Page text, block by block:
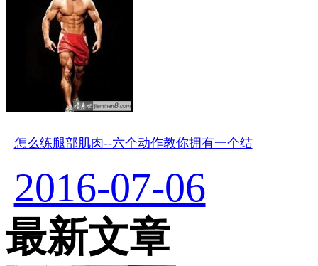
怎么练腿部肌肉--六个动作教你拥有一个结
2016-07-06
最新文章